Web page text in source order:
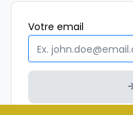
Votre email